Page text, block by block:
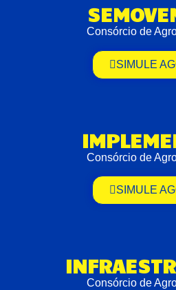
Consórcio de
SIMULE
Consórcio de
SIMULE
Consórcio de